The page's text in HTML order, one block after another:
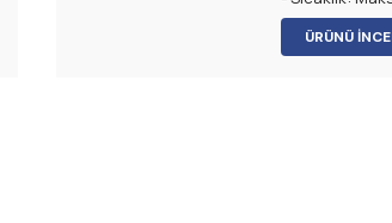
Maks. 10 bar
ÜRÜNÜ